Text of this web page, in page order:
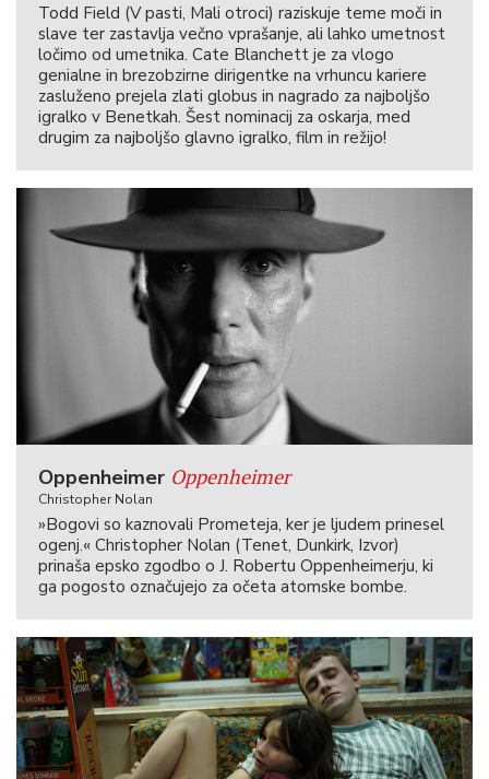
Todd Field (V pasti, Mali otroci) raziskuje teme moči in
slave ter zastavlja večno vprašanje, ali lahko umetnost
ločimo od umetnika. Cate Blanchett je za vlogo
genialne in brezobzirne dirigentke na vrhuncu kariere
zasluženo prejela zlati globus in nagrado za najboljšo
igralko v Benetkah. Šest nominacij za oskarja, med
drugim za najboljšo glavno igralko, film in režijo!
Oppenheimer Oppenheimer
Christopher Nolan
»Bogovi so kaznovali Prometeja, ker je ljudem prinesel
ogenj.« Christopher Nolan (Tenet, Dunkirk, Izvor)
prinaša epsko zgodbo o J. Robertu Oppenheimerju, ki
ga pogosto označujejo za očeta atomske bombe.